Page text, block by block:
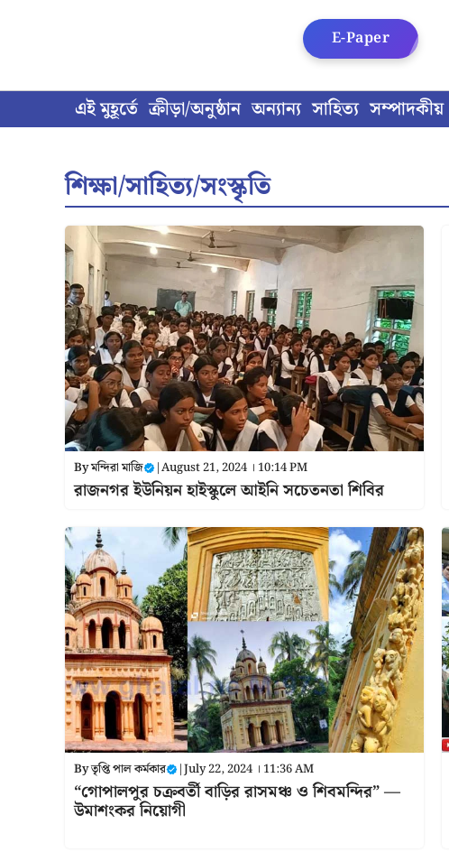
এই মুহূর্তে ক্রীড়া/অনুষ্ঠান অন্যান্য সাহিত্য সম্পাদকীয়
E-Paper
শিক্ষা/সাহিত্য/সংস্কৃতি
Byমন্দিরা মাজি |August 21, 2024 । 10:14 PM
রাজনগর ইউনিয়ন হাইস্কুলে আইনি সচেতনতা শিবির
Byতৃপ্তি পাল কর্মকার |July 22, 2024 । 11:36 AM
“গোপালপুর চক্রবর্তী বাড়ির রাসমঞ্চ ও শিবমন্দির” —
উমাশংকর নিয়োগী